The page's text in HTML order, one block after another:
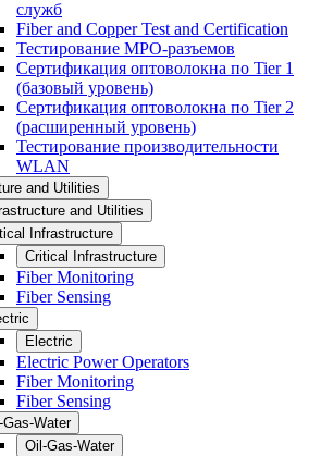
служб
Fiber and Copper Test and Certification
Тестирование МРО-разъемов
Сертификация оптоволокна по Tier 1
(базовый уровень)
Сертификация оптоволокна по Tier 2
(расширенный уровень)
Тестирование производительности
WLAN
and Utilities
and Utilities
Infrastructure
Critical Infrastructure
Fiber Monitoring
Fiber Sensing
Electric
Electric Power Operators
Fiber Monitoring
Fiber Sensing
Gas-Water
Oil-Gas-Water